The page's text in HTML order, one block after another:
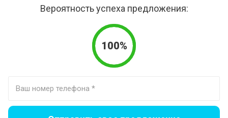
Вероятность успеха предложения:
100%